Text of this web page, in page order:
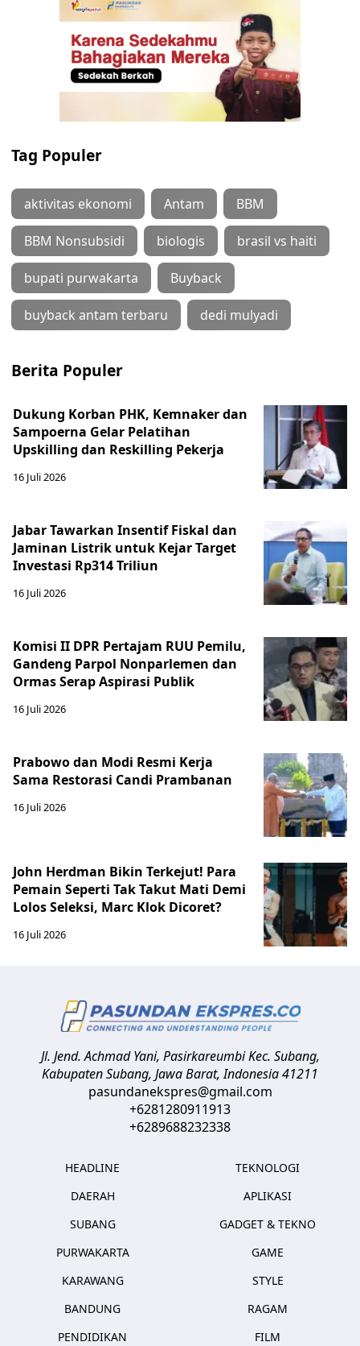
Tag Populer
aktivitas ekonomi Antam BBM
BBM Nonsubsidi biologis brasil vs haiti
bupati purwakarta Buyback
buyback antam terbaru dedi mulyadi
Berita Populer
Dukung Korban PHK, Kemnaker dan
Sampoerna Gelar Pelatihan
Upskilling dan Reskilling Pekerja
16 Juli 2026
Jabar Tawarkan Insentif Fiskal dan
Jaminan Listrik untuk Kejar Target
Investasi Rp314 Triliun
16 Juli 2026
Komisi II DPR Pertajam RUU Pemilu,
Gandeng Parpol Nonparlemen dan
Ormas Serap Aspirasi Publik
16 Juli 2026
Prabowo dan Modi Resmi Kerja
Sama Restorasi Candi Prambanan
16 Juli 2026
John Herdman Bikin Terkejut! Para
Pemain Seperti Tak Takut Mati Demi
Lolos Seleksi, Marc Klok Dicoret?
16 Juli 2026
Jl. Jend. Achmad Yani, Pasirkareumbi Kec. Subang,
Kabupaten Subang, Jawa Barat,Indonesia41211
pasundanekspres@gmail.com
+6281280911913
+6289688232338
HEADLINE
DAERAH
SUBANG
PURWAKARTA
KARAWANG
BANDUNG
PENDIDIKAN
TEKNOLOGI
APLIKASI
GADGET & TEKNO
GAME
STYLE
RAGAM
FILM